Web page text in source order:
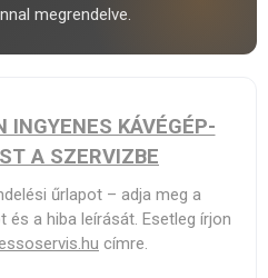
megrendelve.
INGYENES KÁVÉGÉP-
A SZERVIZBE
űrlapot – adja meg a
a hiba leírását. Esetleg írjon
címre.